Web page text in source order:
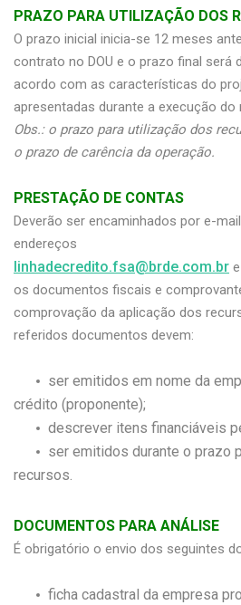
PRAZO PARA UTILIZAÇÃO DOS
O prazo inicial inicia-se 12 meses
contrato no DOU e o prazo final será
acordo com as características do
apresentadas durante a execução do
Obs.: o prazo para utilização dos
o prazo de carência da operação.
PRESTAÇÃO DE CONTAS
Deverão ser encaminhados por e-
endereços
linhadecredito.fsa@brde.com.br e
os documentos fiscais e
comprovação da aplicação dos
referidos documentos devem:
ser emitidos em nome da
crédito (proponente);
descrever itens financiáveis
ser emitidos durante o prazo
recursos.
DOCUMENTOS PARA ANÁLISE
É obrigatório o envio dos seguintes
ficha cadastral da empresa